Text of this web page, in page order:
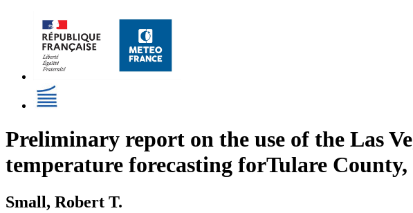
Preliminary report on the use of the Las
temperature forecasting forTulare
Small, Robert T.